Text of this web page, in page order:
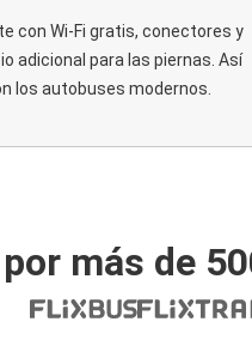
con Wi-Fi gratis, conectores y
adicional para las piernas. Así
los autobuses modernos.
más de